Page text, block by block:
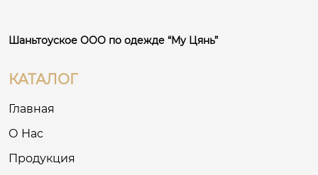
Шаньтоуское ООО по одежде “Му Цянь”
КАТАЛОГ
Главная
О Нас
Продукция